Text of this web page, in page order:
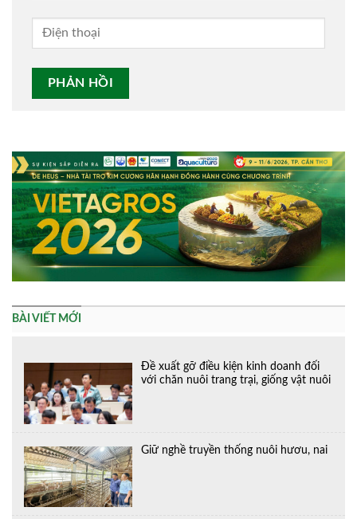
BÀI VIẾT MỚI
Đề xuất gỡ điều kiện kinh doanh đối
với chăn nuôi trang trại, giống vật nuôi
Giữ nghề truyền thống nuôi hươu, nai